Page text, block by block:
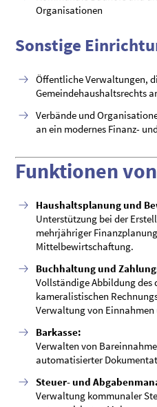
Organisationen
Sonstige
Öffentliche Verwaltungen,
Gemeindehaushaltsrechts
Verbände und
an ein modernes Finanz-
Funktionen
Haushaltsplanung und
Unterstützung bei der
mehrjähriger
Mittelbewirtschaftung.
Buchhaltung und
Vollständige Abbildung des
kameralistischen
Verwaltung von Einnahmen
Barkasse:
Verwalten von
automatisierter
Steuer- und
Verwaltung kommunaler